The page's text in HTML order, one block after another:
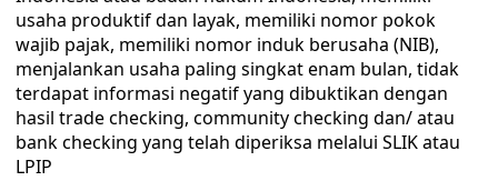
usaha produktif dan layak, memiliki nomor pokok
wajib pajak, memiliki nomor induk berusaha (NIB),
menjalankan usaha paling singkat enam bulan, tidak
terdapat informasi negatif yang dibuktikan dengan
hasil trade checking, community checking dan/ atau
bank checking yang telah diperiksa melalui SLIK atau
LPIP